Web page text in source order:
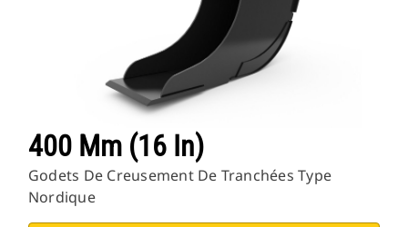
400 Mm (16 In)
Godets De Creusement De Tranchées Type
Nordique